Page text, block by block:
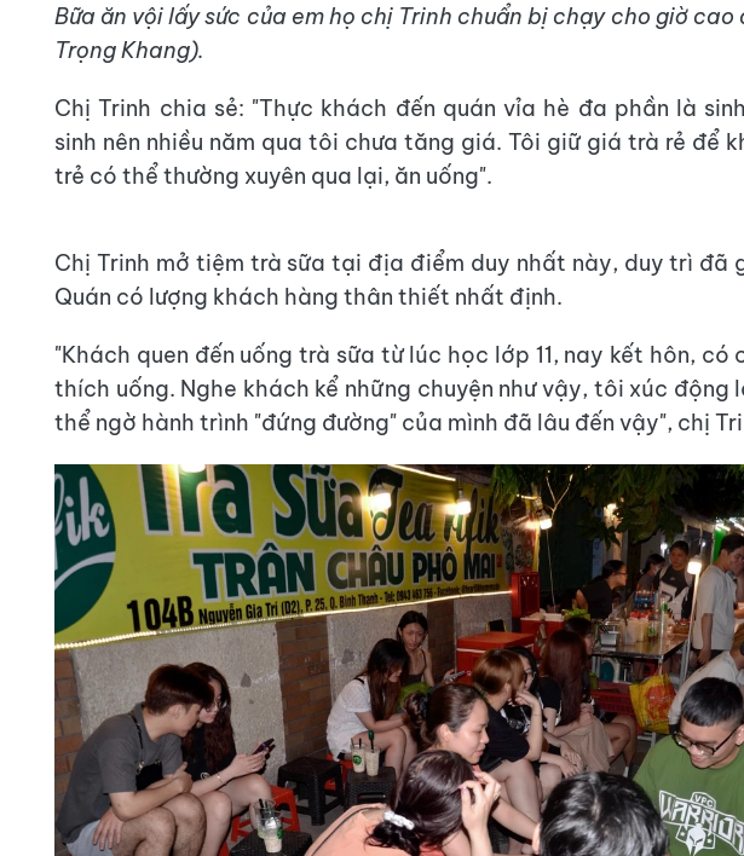
Bữa ăn vội lấy sức của em họ chị Trinh chuẩn bị chạy cho giờ cao
Trọng Khang).
Chị Trinh chia sẻ: "Thực khách đến quán vỉa hè đa phần là
sinh nên nhiều năm qua tôi chưa tăng giá. Tôi giữ giá trà rẻ để
trẻ có thể thường xuyên qua lại, ăn uống".
Chị Trinh mở tiệm trà sữa tại địa điểm duy nhất này, duy trì đã
Quán có lượng khách hàng thân thiết nhất định.
"Khách quen đến uống trà sữa từ lúc học lớp 11, nay kết hôn, có
thích uống. Nghe khách kể những chuyện như vậy, tôi xúc động
thể ngờ hành trình "đứng đường" của mình đã lâu đến vậy", chị